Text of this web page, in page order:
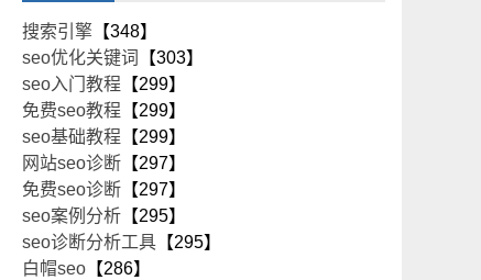
搜索引擎 【348】
seo优化关键词
【303】
seo入门教程 【299】
免费seo教程 【299】
seo基础教程 【299】
网站seo诊断 【297】
免费seo诊断 【297】
seo案例分析 【295】
seo诊断分析工具 【295】
白帽seo 【286】